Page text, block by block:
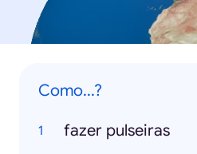
Como...?
fazer pulseiras